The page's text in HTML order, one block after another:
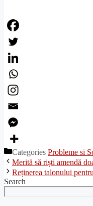
Categories Probleme si
Merită să riști amendă
Reținerea talonului
Search